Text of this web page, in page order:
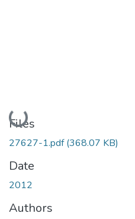
Loading...
Files
27627-1.pdf(368.07 KB)
Date
2012
Authors